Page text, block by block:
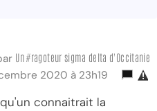
Un #ragoteur sigma delta d'Occitanie
2020 à 23h19
connaitrait la